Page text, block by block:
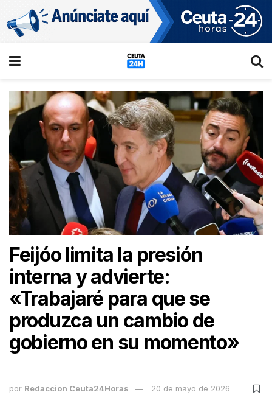
Feijóo limita la presión
interna y advierte:
«Trabajaré para que se
produzca un cambio de
gobierno en su momento»
por Redaccion Ceuta24Horas 20 de mayo de 2026